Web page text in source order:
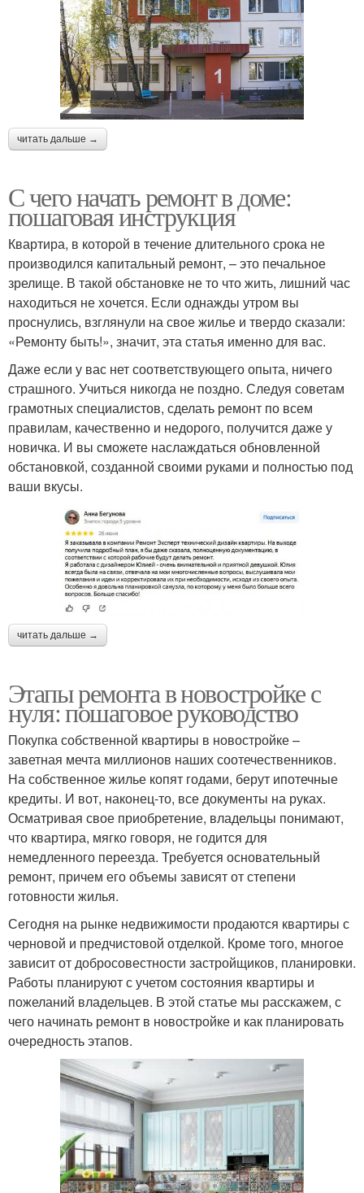
читать дальше →
С чего начать ремонт в доме:
пошаговая инструкция
Квартира, в которой в течение длительного срока не
производился капитальный ремонт, – это печальное
зрелище. В такой обстановке не то что жить, лишний час
находиться не хочется. Если однажды утром вы
проснулись, взглянули на свое жилье и твердо сказали:
«Ремонту быть!», значит, эта статья именно для вас.
Даже если у вас нет соответствующего опыта, ничего
страшного. Учиться никогда не поздно. Следуя советам
грамотных специалистов, сделать ремонт по всем
правилам, качественно и недорого, получится даже у
новичка. И вы сможете наслаждаться обновленной
обстановкой, созданной своими руками и полностью под
ваши вкусы.
читать дальше →
Этапы ремонта в новостройке с
нуля: пошаговое руководство
Покупка собственной квартиры в новостройке –
заветная мечта миллионов наших соотечественников.
На собственное жилье копят годами, берут ипотечные
кредиты. И вот, наконец-то, все документы на руках.
Осматривая свое приобретение, владельцы понимают,
что квартира, мягко говоря, не годится для
немедленного переезда. Требуется основательный
ремонт, причем его объемы зависят от степени
готовности жилья.
Сегодня на рынке недвижимости продаются квартиры с
черновой и предчистовой отделкой. Кроме того, многое
зависит от добросовестности застройщиков, планировки.
Работы планируют с учетом состояния квартиры и
пожеланий владельцев. В этой статье мы расскажем, с
чего начинать ремонт в новостройке и как планировать
очередность этапов.